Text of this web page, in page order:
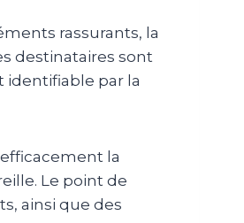
rassurants, la
destinataires sont
identifiable par la
la
Le point de
ainsi que des